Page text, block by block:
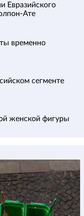
Евразийского
Ате
временно
сегменте
женской фигуры